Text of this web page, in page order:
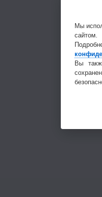
Мы
Вы